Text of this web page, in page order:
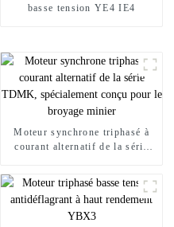
basse tension YE4 IE4
Moteur synchrone triphasé à
courant alternatif de la série